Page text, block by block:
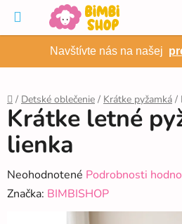
obsah
Navštívte nás na našej
Domov
/ Detské oblečenie / Krátke pyžamká /
Krátke letné
lienka
Priemerné
hodnotenie
Neohodnotené Podrobnosti
Značka: BIMBISHOP